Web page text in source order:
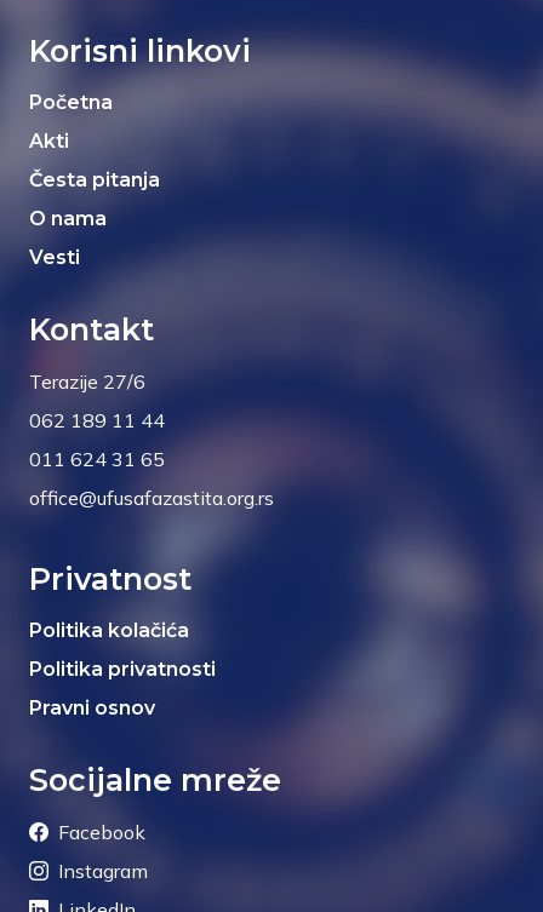
Korisni linkovi
Početna
Akti
Česta pitanja
O nama
Vesti
Kontakt
Terazije 27/6
062 189 11 44
011 624 31 65
office@ufusafazastita.org.rs
Privatnost
Politika kolačića
Politika privatnosti
Pravni osnov
Socijalne mreže
Facebook
Instagram